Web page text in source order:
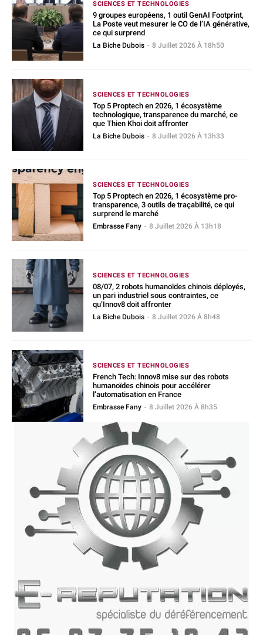
SCIENCES ET TECHNOLOGIES
9 groupes européens, 1 outil GenAI Footprint,
La Poste veut mesurer le CO de l’IA générative,
ce qui surprend
La Biche Dubois - 8 Juillet 2026 À 18h50
SCIENCES ET TECHNOLOGIES
Top 5 Proptech en 2026, 1 écosystème
technologique, transparence du marché, ce
que Thien Khoi doit affronter
La Biche Dubois - 8 Juillet 2026 À 13h33
SCIENCES ET TECHNOLOGIES
Top 5 Proptech en 2026, 1 écosystème pro-
transparence, 3 outils de traçabilité, ce qui
surprend le marché
Embrasse Fany - 8 Juillet 2026 À 13h18
SCIENCES ET TECHNOLOGIES
08/07, 2 robots humanoïdes chinois déployés,
un pari industriel sous contraintes, ce
qu’Innov8 doit affronter
La Biche Dubois - 8 Juillet 2026 À 8h48
SCIENCES ET TECHNOLOGIES
French Tech: Innov8 mise sur des robots
humanoïdes chinois pour accélérer
l’automatisation en France
Embrasse Fany - 8 Juillet 2026 À 8h35